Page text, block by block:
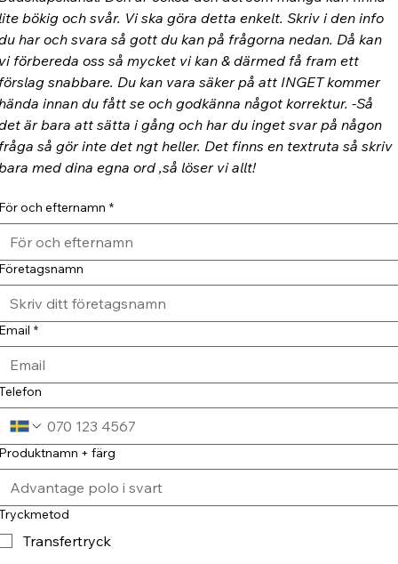
bökig och svår. Vi ska göra detta enkelt. Skriv i den info
har och svara så gott du kan på frågorna nedan. Då kan
förbereda oss så mycket vi kan & därmed få fram ett
snabbare. Du kan vara säker på att INGET kommer
innan du fått se och godkänna något korrektur. -Så
är bara att sätta i gång och har du inget svar på någon
så gör inte det ngt heller. Det finns en textruta så skriv
med dina egna ord ,så löser vi allt!
och efternamn *
*
+ färg
Transfertryck